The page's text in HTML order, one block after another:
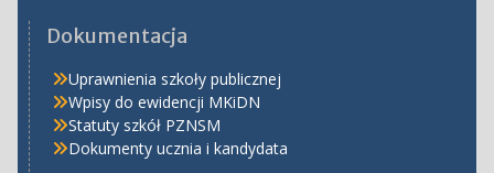
Dokumentacja
Uprawnienia szkoły publicznej
Wpisy do ewidencji MKiDN
Statuty szkół PZNSM
Dokumenty ucznia i kandydata